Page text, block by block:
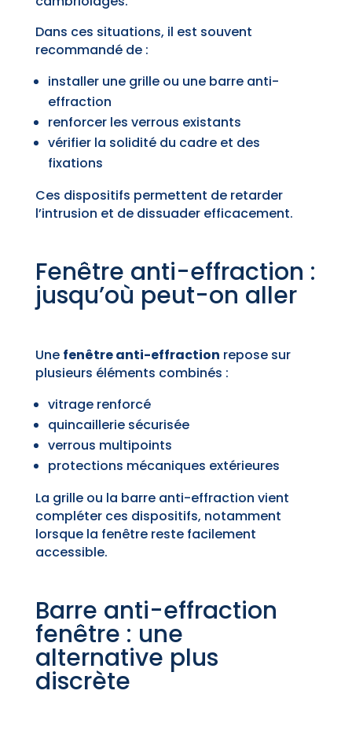
Dans ces situations, il est souvent
recommandé de :
installer une grille ou une barre anti-
effraction
renforcer les verrous existants
vérifier la solidité du cadre et des
fixations
Ces dispositifs permettent de retarder
l’intrusion et de dissuader efficacement.
Fenêtre anti-effraction :
jusqu’où peut-on aller
Une fenêtre anti-effraction repose sur
plusieurs éléments combinés :
vitrage renforcé
quincaillerie sécurisée
verrous multipoints
protections mécaniques extérieures
La grille ou la barre anti-effraction vient
compléter ces dispositifs, notamment
lorsque la fenêtre reste facilement
accessible.
Barre anti-effraction
fenêtre : une
alternative plus
discrète